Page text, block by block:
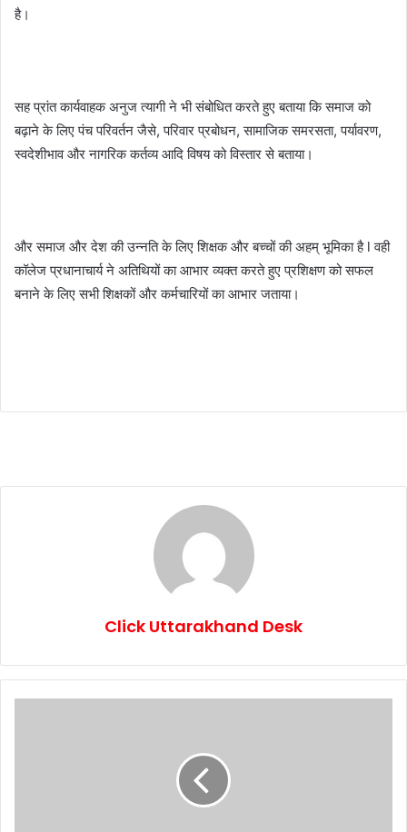
है।
सह प्रांत कार्यवाहक अनुज त्यागी ने भी संबोधित करते हुए बताया कि समाज को
बढ़ाने के लिए पंच परिवर्तन जैसे, परिवार प्रबोधन, सामाजिक समरसता, पर्यावरण,
स्वदेशीभाव और नागरिक कर्तव्य आदि विषय को विस्तार से बताया।
और समाज और देश की उन्नति के लिए शिक्षक और बच्चों की अहम् भूमिका है l वही
कॉलेज प्रधानाचार्य ने अतिथियों का आभार व्यक्त करते हुए प्रशिक्षण को सफल
बनाने के लिए सभी शिक्षकों और कर्मचारियों का आभार जताया।
Click Uttarakhand Desk